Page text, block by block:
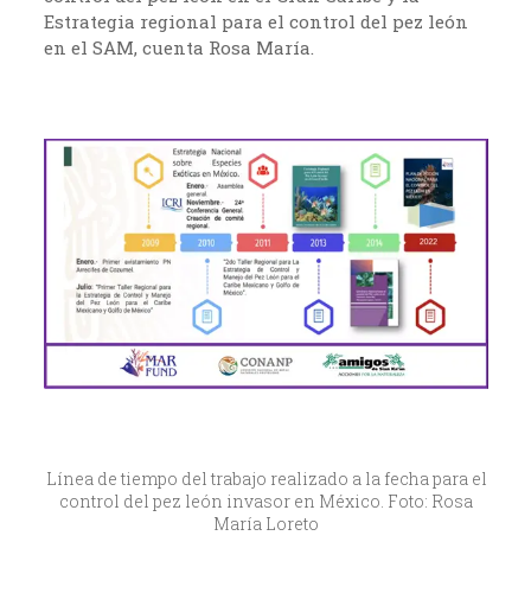
Estrategia regional para el control del pez león
en el SAM, cuenta Rosa María.
Línea de tiempo del trabajo realizado a la fecha para el
control del pez león invasor en México. Foto: Rosa
María Loreto